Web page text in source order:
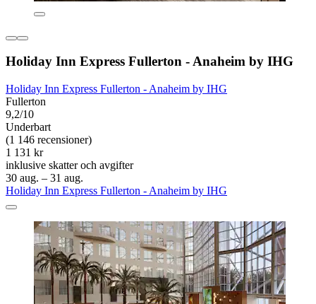
Holiday Inn Express Fullerton - Anaheim by IHG
Holiday Inn Express Fullerton - Anaheim by IHG
Fullerton
9,2/10
Underbart
(1 146 recensioner)
1 131 kr
inklusive skatter och avgifter
30 aug. – 31 aug.
Holiday Inn Express Fullerton - Anaheim by IHG